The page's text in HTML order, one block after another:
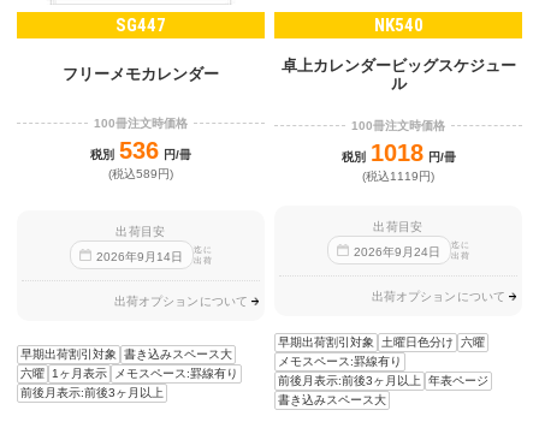
SG447
フリーメモカレンダー
100冊注文時価格
税別 536 円/冊
(税込589円)
出荷目安
2026年9 月 14日
迄に
出荷
出荷オプションについて
早期出荷割引対象
書き込みスペース大
六曜
1ヶ月表示
メモスペース:罫線有り
前後月表示:前後3ヶ月以上
NK540
卓上カレンダービッグスケジュー
ル
100冊注文時価格
税別 1018 円/冊
(税込1119円)
出荷目安
2026年9 月24日
迄に
出荷
出荷オプションについて
早期出荷割引対象 土曜日色分け
六曜
メモスペース:罫線有り
前後月表示:前後3ヶ月以上 年表ページ
書き込みスペース大